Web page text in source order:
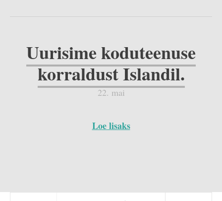
Uurisime koduteenuse
korraldust Islandil.
22. mai
Loe lisaks